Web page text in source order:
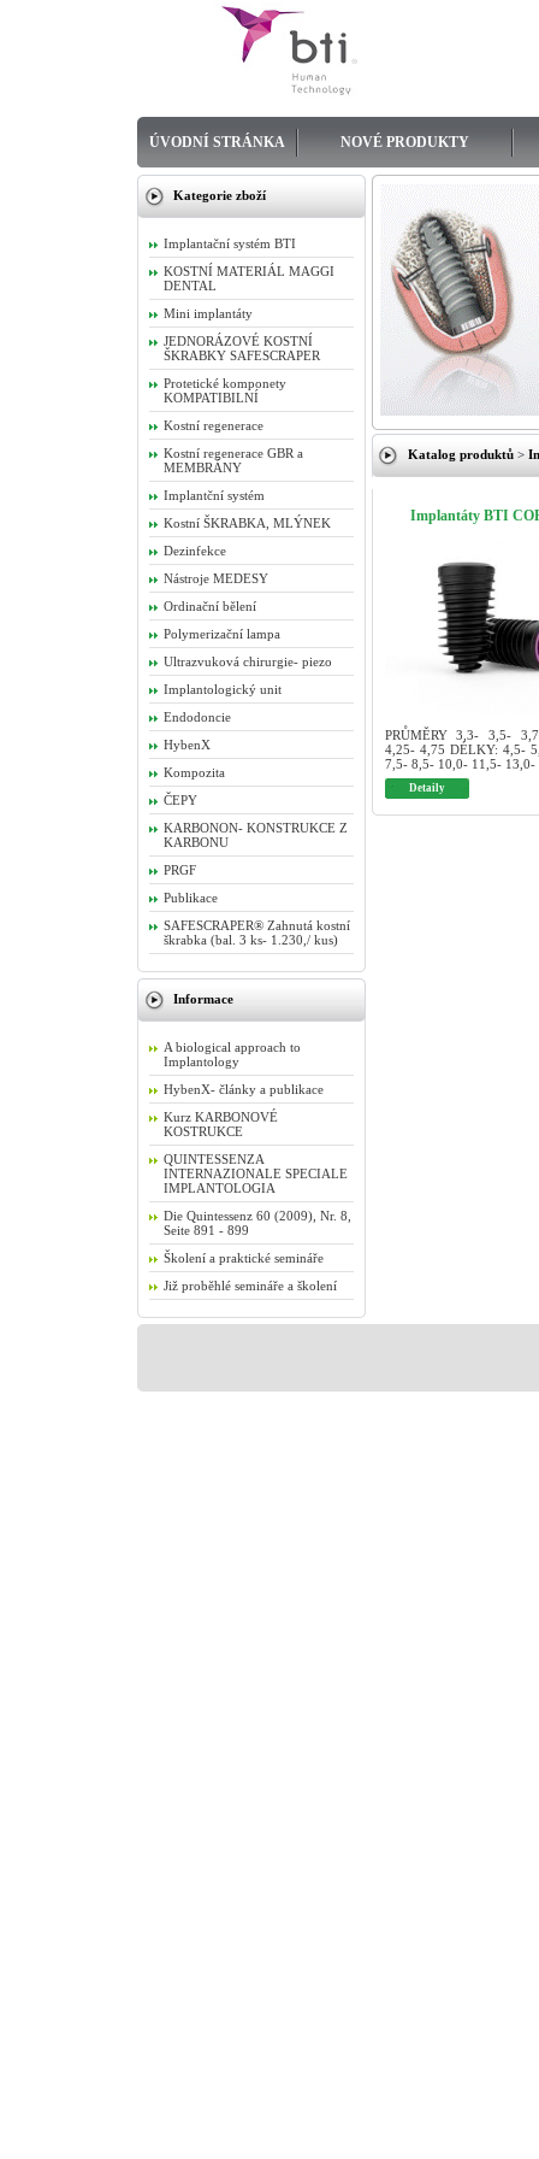
ÚVODNÍ STRÁNKA NOVÉ PRODUKTY
Katalog produktů>
Implantáty BTI
PRŮMĚRY 3,3- 3,5-
4,25- 4,75 DÉLKY: 4,5-
7,5- 8,5- 10,0- 11,5- 13,0-
Detaily
Kategorie zboží
Implantační systém BTI
KOSTNÍ MATERIÁL MAGGI
DENTAL
Mini implantáty
JEDNORÁZOVÉ KOSTNÍ
ŠKRABKY SAFESCRAPER
Protetické komponety
KOMPATIBILNÍ
Kostní regenerace
Kostní regenerace GBR a
MEMBRÁNY
Implantční systém
Kostní ŠKRABKA, MLÝNEK
Dezinfekce
Nástroje MEDESY
Ordinační bělení
Polymerizační lampa
Ultrazvuková chirurgie- piezo
Implantologický unit
Endodoncie
HybenX
Kompozita
ČEPY
KARBONON- KONSTRUKCE Z
KARBONU
PRGF
Publikace
SAFESCRAPER® Zahnutá kostní
škrabka (bal. 3 ks- 1.230,/ kus)
Informace
A biological approach to
Implantology
HybenX- články a publikace
Kurz KARBONOVÉ
KOSTRUKCE
QUINTESSENZA
INTERNAZIONALE SPECIALE
IMPLANTOLOGIA
Die Quintessenz 60 (2009), Nr. 8,
Seite 891 - 899
Školení a praktické semináře
Již proběhlé semináře a školení